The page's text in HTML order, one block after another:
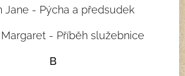
Jane - Pýcha a předsudek
- Příběh služebnice
B